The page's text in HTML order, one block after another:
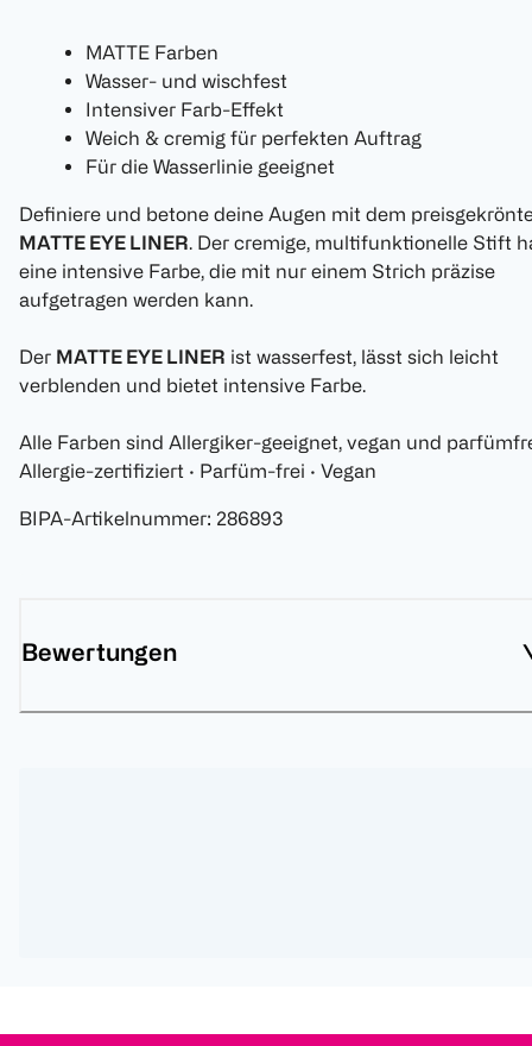
MATTE Farben
Wasser- und wischfest
Intensiver Farb-Effekt
Weich & cremig für perfekten Auftrag
Für die Wasserlinie geeignet
Definiere und betone deine Augen mit dem
MATTE EYE LINER. Der cremige, multifunktionelle Stift
eine intensive Farbe, die mit nur einem Strich präzise
aufgetragen werden kann.
Der MATTE EYE LINER ist wasserfest, lässt sich leicht
verblenden und bietet intensive Farbe.
Alle Farben sind Allergiker-geeignet, vegan und
Allergie-zertifiziert · Parfüm-frei · Vegan
BIPA-Artikelnummer: 286893
Bewertungen